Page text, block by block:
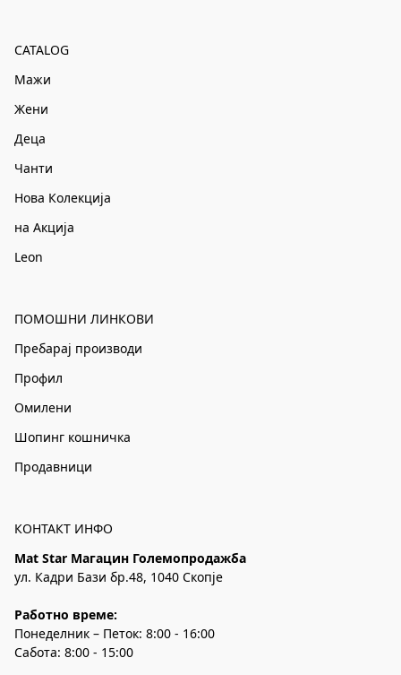
CATALOG
Мажи
Жени
Деца
Чанти
Нова Колекција
на Акција
Leon
ПОМОШНИ ЛИНКОВИ
Пребарај производи
Профил
Омилени
Шопинг кошничка
Продавници
КОНТАКТ ИНФО
Mat Star Магацин Големопродажба
ул. Кадри Бази бр.48, 1040 Скопје
Работно време:
Понеделник – Петок: 8:00 - 16:00
Сабота: 8:00 - 15:00